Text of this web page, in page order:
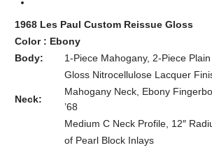
1968 Les Paul Custom Reissue Gloss
Color : Ebony
Body:
1-Piece Mahogany, 2-Piece
Gloss Nitrocellulose Lacquer
Neck:
Mahogany Neck, Ebony
’68
Medium C Neck Profile, 12″
of Pearl Block Inlays